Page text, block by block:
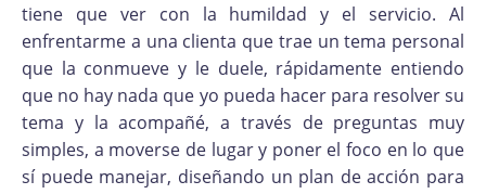
tiene que ver con la humildad y el servicio. Al
enfrentarme a una clienta que trae un tema personal
que la conmueve y le duele, rápidamente entiendo
que no hay nada que yo pueda hacer para resolver su
tema y la acompañé, a través de preguntas muy
simples, a moverse de lugar y poner el foco en lo que
sí puede manejar, diseñando un plan de acción para